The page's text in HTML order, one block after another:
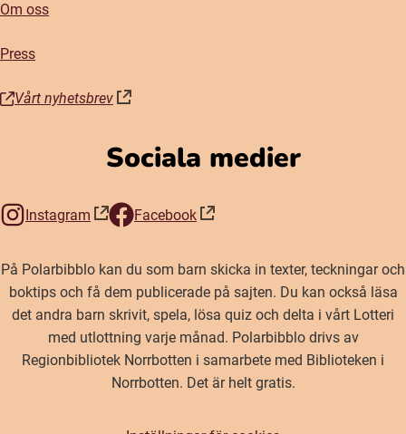
Om oss
Press
Vårt nyhetsbrev
(öppnas i nytt fönster)
Sociala medier
Instagram
(öppnas i nytt fönster)
Facebook
(öppnas i nytt fönster)
På Polarbibblo kan du som barn skicka in texter, teckningar och
boktips och få dem publicerade på sajten. Du kan också läsa
det andra barn skrivit, spela, lösa quiz och delta i vårt Lotteri
med utlottning varje månad. Polarbibblo drivs av
Regionbibliotek Norrbotten i samarbete med Biblioteken i
Norrbotten. Det är helt gratis.